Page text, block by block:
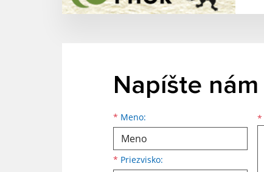
Napíšte nám
* Meno:
Meno
* Priezvisko:
Priezvisko
E-mailová adresa *